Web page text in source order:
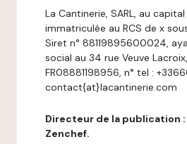
La Cantinerie, SARL, au
immatriculée au RCS de x
Siret n° 88119895600024,
social au 34 rue Veuve
FR08881198956, n° tel :
contact{at}lacantinerie.com
Directeur de la publication
Zenchef.